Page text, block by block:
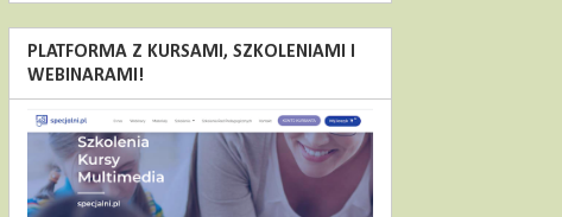
PLATFORMA Z KURSAMI, SZKOLENIAMI I
WEBINARAMI!